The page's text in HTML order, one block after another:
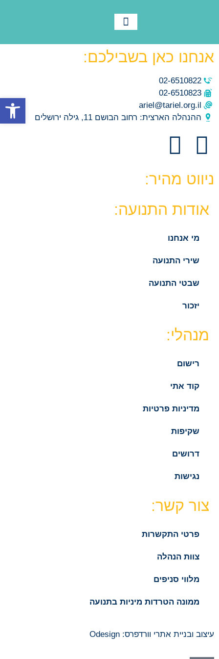
אנחנו כאן בשבילכם:
02-6510822
02-6510823
ariel@tariel.org.il
ההנהלה הארצית: רחוב הבושם 11, גילה ירושלים
ניווט מהיר:
אודות התנועה:
מי אנחנו
שירי התנועה
שבטי התנועה
יזכור
מנהלי:
רישום
קוד אתי
מדיניות פרטיות
שקיפות
דרושים
נגישות
צור קשר:
פרטי התקשרות
צוות הנהלה
מלווי סניפים
ממונה הטרדות מיניות בתנועה
עיצוב ובניית אתרי וורדפרס: Odesign
פתח